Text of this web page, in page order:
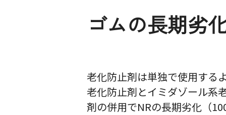
ゴムの長期劣
老化防止剤は単独で使用する
老化防止剤とイミダゾール系
剤の併用でNRの長期劣化（